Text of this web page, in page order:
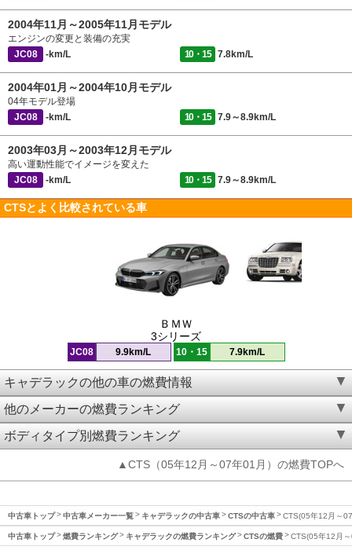
2004年11月～2005年11月モデル
エンジンの変更と装備の充実
JC08
-km/L 10・15 7.8km/L
2004年01月～2004年10月モデル
04年モデル登場
JC08
-km/L 10・15 7.9～8.9km/L
2003年03月～2003年12月モデル
高い運動性能でイメージを変えた
JC08
-km/L 10・15 7.9～8.9km/L
CTSとよく比較されている車
ＢＭＷ
3シリーズ
JC08 9.9km/L 10・15 7.9km/L
キャデラックの他の車の燃費情報
他のメーカーの燃費ランキング
ボディタイプ別燃費ランキング
▲CTS（05年12月～07年01月）の燃費TOPへ
中古車トップ 中古車メーカー一覧 キャデラックの中古車 CTSの中古車 CTS(05年12月～
中古車トップ 燃費ランキング キャデラックの燃費ランキング CTSの燃費 CTS(05年12月